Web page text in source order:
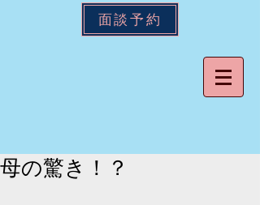
面談予約
母の驚き！？